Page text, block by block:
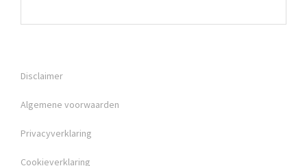
Disclaimer
Algemene voorwaarden
Privacyverklaring
Cookieverklaring